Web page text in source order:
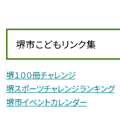
堺市こどもリンク集
堺１００冊チャレンジ
堺スポーツチャレンジランキング
堺市イベントカレンダー